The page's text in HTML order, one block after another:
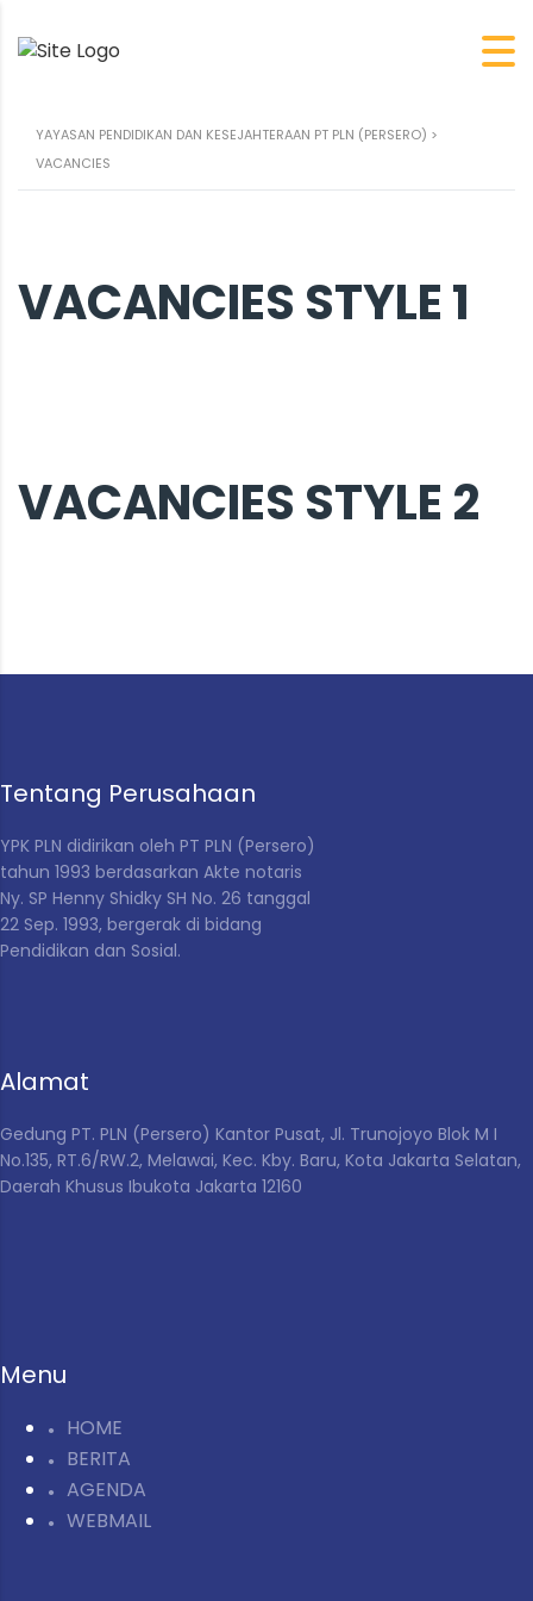
YAYASAN PENDIDIKAN DAN KESEJAHTERAAN PT PLN (PERSERO) >
VACANCIES
VACANCIES STYLE 1
VACANCIES STYLE 2
Tentang Perusahaan
YPK PLN didirikan oleh PT PLN (Persero)
tahun 1993 berdasarkan Akte notaris
Ny. SP Henny Shidky SH No. 26 tanggal
22 Sep. 1993, bergerak di bidang
Pendidikan dan Sosial.
Alamat
Gedung PT. PLN (Persero) Kantor Pusat, Jl. Trunojoyo Blok M I
No.135, RT.6/RW.2, Melawai, Kec. Kby. Baru, Kota Jakarta Selatan,
Daerah Khusus Ibukota Jakarta 12160
Menu
HOME
BERITA
AGENDA
WEBMAIL